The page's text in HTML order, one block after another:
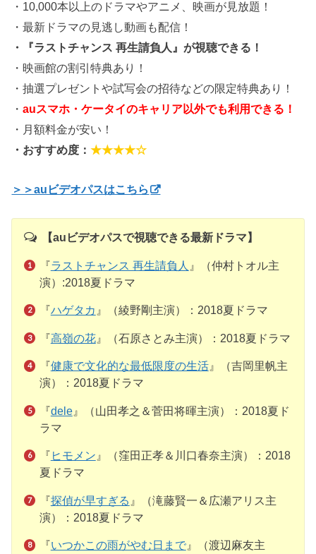
・10,000本以上のドラマやアニメ、映画が見放題！
・最新ドラマの見逃し動画も配信！
・『ラストチャンス 再生請負人』が視聴できる！
・映画館の割引特典あり！
・抽選プレゼントや試写会の招待などの限定特典あり！
・auスマホ・ケータイのキャリア以外でも利用できる！
・月額料金が安い！
・おすすめ度：★★★★☆
＞＞auビデオパスはこちら
【auビデオパスで視聴できる最新ドラマ】
『ラストチャンス 再生請負人 』（仲村トオル主
演）:2018夏ドラマ
『ハゲタカ 』（綾野剛主演）：2018夏ドラマ
『高嶺の花』（石原さとみ主演）：2018夏ドラマ
『健康で文化的な最低限度の生活』（吉岡里帆主
演）：2018夏ドラマ
『dele』（山田孝之＆菅田将暉主演）：2018夏ド
ラマ
『 ヒモメン 』（窪田正孝＆川口春奈主演）：2018
夏ドラマ
『探偵が早すぎる 』（滝藤賢一＆広瀬アリス主
演）：2018夏ドラマ
『いつかこの雨がやむ日まで』（渡辺麻友主